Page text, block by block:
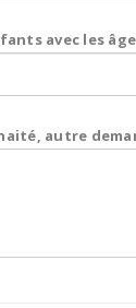
avec les
autre